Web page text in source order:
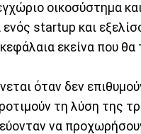
οικοσύστημα
startup και
εκείνα που
όταν δεν
τη λύση της
να